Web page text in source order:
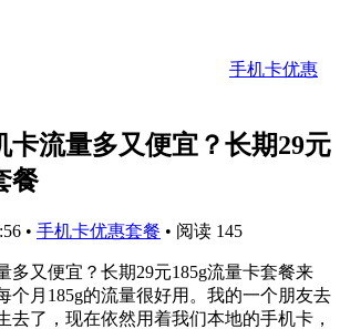
手机卡优惠
卡流量多又便宜？长期29元
餐
• 手机卡优惠套餐 • 阅读 145
多又便宜？长期29元185g流量卡套餐来
个月185g的流量很好用。我的一个朋友去
去了，现在依然用着我们本地的手机卡，